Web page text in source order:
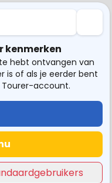
kenmerken
hebt ontvangen van
is of als je eerder bent
account.